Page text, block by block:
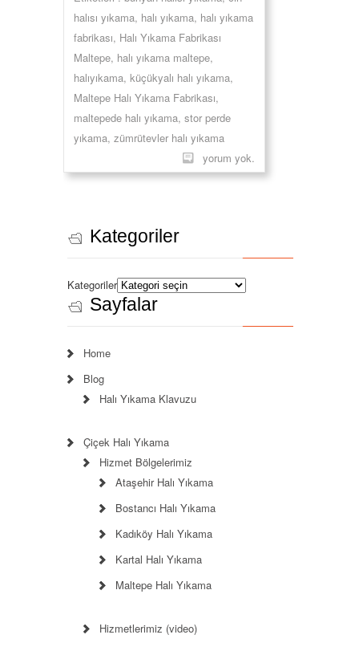
halısı yıkama, halı yıkama, halı yıkama
fabrikası, Halı Yıkama Fabrikası
Maltepe, halı yıkama maltepe,
halıyıkama, küçükyalı halı yıkama,
Maltepe Halı Yıkama Fabrikası,
maltepede halı yıkama, stor perde
yıkama, zümrütevler halı yıkama
yorum yok.
Kategoriler
Kategoriler
Sayfalar
Home
Blog
Halı Yıkama Klavuzu
Çiçek Halı Yıkama
Hizmet Bölgelerimiz
Ataşehir Halı Yıkama
Bostancı Halı Yıkama
Kadıköy Halı Yıkama
Kartal Halı Yıkama
Maltepe Halı Yıkama
Hizmetlerimiz (video)